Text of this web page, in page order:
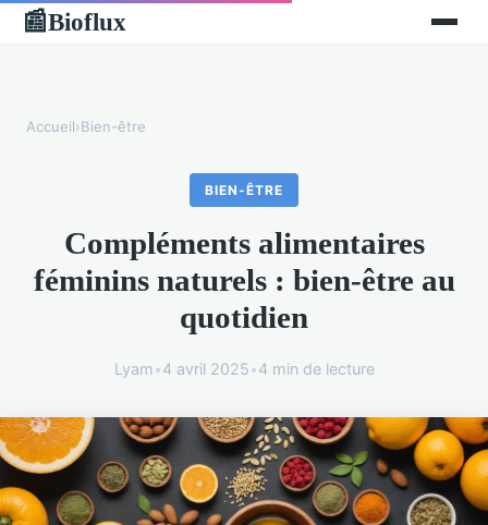
📰Bioflux
Accueil›Bien-être
BIEN-ÊTRE
Compléments alimentaires
féminins naturels : bien-être au
quotidien
Lyam•4 avril 2025•4 min de lecture